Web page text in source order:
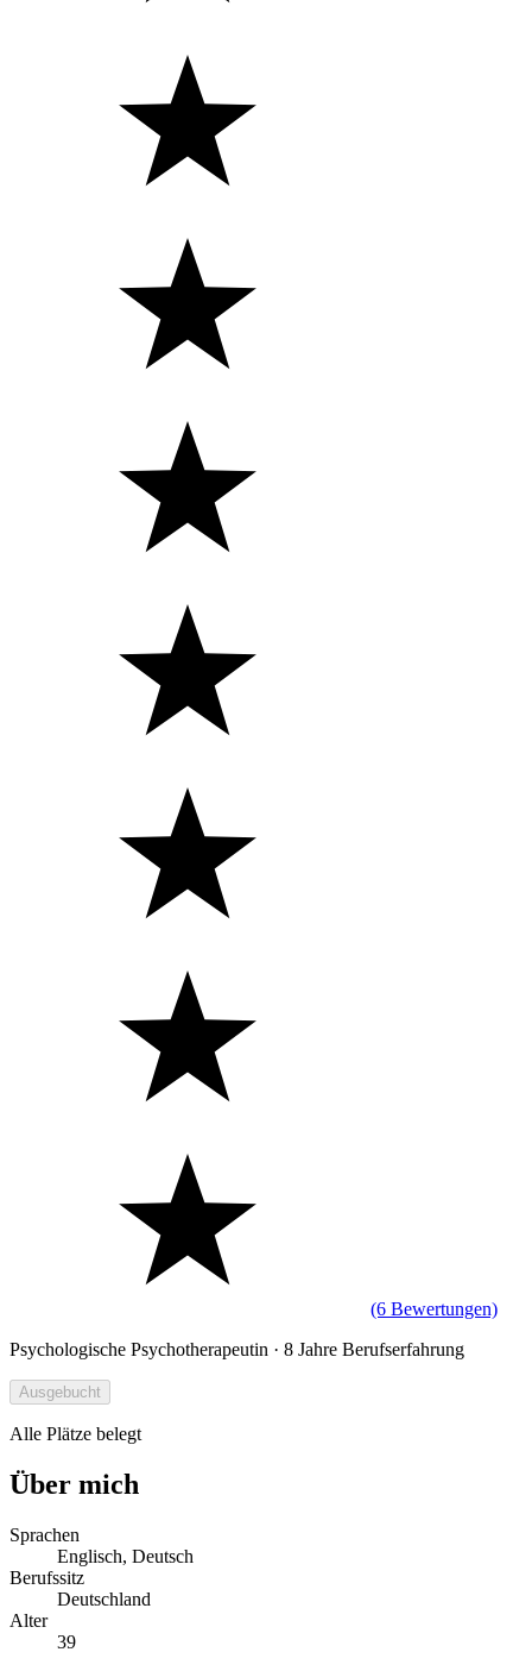
(6 Bewertungen)
Psychologische Psychotherapeutin · 8 Jahre Berufserfahrung
Ausgebucht
Alle Plätze belegt
Über mich
Sprachen
Englisch, Deutsch
Berufssitz
Deutschland
Alter
39